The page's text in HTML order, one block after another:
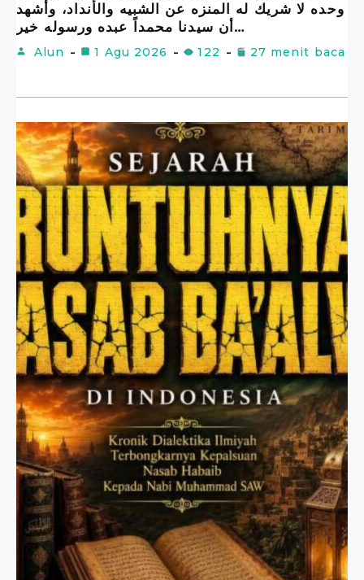
وحده لا شريك له المنزه عن الشبيه والأنداد، وأشهد
أن سيدنا محمداً عبده ورسوله خير…
Alun 1 Agu 2026 122 27 menit baca